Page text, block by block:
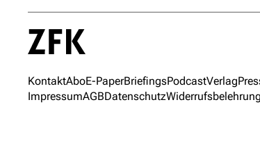
KontaktAboE-PaperBriefingsPodcastVerlag
ImpressumAGBDatenschutzWiderrufsbelehrung